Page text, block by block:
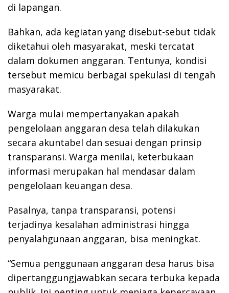
di lapangan.
Bahkan, ada kegiatan yang disebut-sebut tidak
diketahui oleh masyarakat, meski tercatat
dalam dokumen anggaran. Tentunya, kondisi
tersebut memicu berbagai spekulasi di tengah
masyarakat.
Warga mulai mempertanyakan apakah
pengelolaan anggaran desa telah dilakukan
secara akuntabel dan sesuai dengan prinsip
transparansi. Warga menilai, keterbukaan
informasi merupakan hal mendasar dalam
pengelolaan keuangan desa.
Pasalnya, tanpa transparansi, potensi
terjadinya kesalahan administrasi hingga
penyalahgunaan anggaran, bisa meningkat.
“Semua penggunaan anggaran desa harus bisa
dipertanggungjawabkan secara terbuka kepada